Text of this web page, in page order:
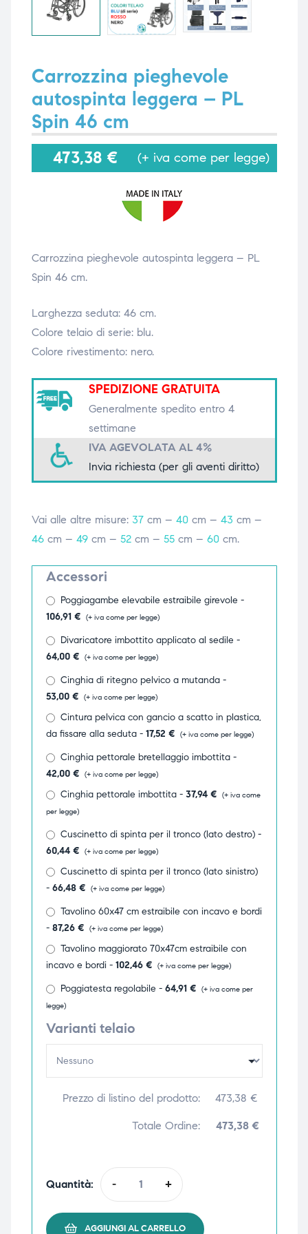
Carrozzina pieghevole
autospinta leggera – PL
Spin 46 cm
473,38 € (+ iva come per legge)
Carrozzina pieghevole autospinta leggera – PL
Spin 46 cm.
Larghezza seduta: 46 cm.
Colore telaio di serie: blu.
Colore rivestimento: nero.
SPEDIZIONE GRATUITA
Generalmente spedito entro 4
settimane
IVA AGEVOLATA AL 4%
Invia richiesta (per gli aventi diritto)
Vai alle altre misure: 37cm – 40cm – 43 cm –
46cm – 49cm – 52cm – 55cm – 60cm.
Accessori
Poggiagambe elevabile estraibile girevole -
106,91 € (+ iva come per legge)
Divaricatore imbottito applicato al sedile -
64,00 € (+ iva come per legge)
Cinghia di ritegno pelvico a mutanda -
53,00 € (+ iva come per legge)
Cintura pelvica con gancio a scatto in plastica,
da fissare alla seduta - 17,52 € (+ iva come per legge)
Cinghia pettorale bretellaggio imbottita -
42,00 € (+ iva come per legge)
Cinghia pettorale imbottita - 37,94 € (+ iva come
per legge)
Cuscinetto di spinta per il tronco (lato destro) -
60,44 € (+ iva come per legge)
Cuscinetto di spinta per il tronco (lato sinistro)
- 66,48 € (+ iva come per legge)
Tavolino 60x47 cm estraibile con incavo e bordi
- 87,26 € (+ iva come per legge)
Tavolino maggiorato 70x47cm estraibile con
incavo e bordi - 102,46 € (+ iva come per legge)
Poggiatesta regolabile - 64,91 € (+ iva come per
legge)
Varianti telaio
Prezzo di listino del prodotto: 473,38 €
Totale Ordine: 473,38 €
Quantità: - +
AGGIUNGI AL CARRELLO